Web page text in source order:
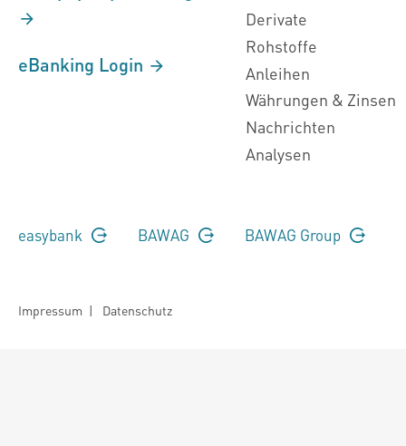
eBanking Login
Derivate
Rohstoffe
Anleihen
Währungen & Zinsen
Nachrichten
Analysen
easybank BAWAG BAWAG Group
Impressum | Datenschutz